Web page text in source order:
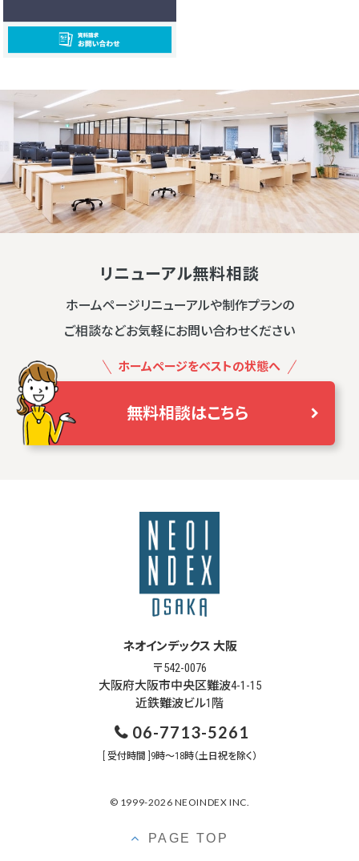
リニューアル無料相談
ホームページリニューアルや制作プランの
ご相談などお気軽にお問い合わせください
ホームページをベストの状態へ
無料相談はこちら
ネオインデックス 大阪
〒542-0076
大阪府大阪市中央区難波4-1-15
近鉄難波ビル1階
06-7713-5261
[ 受付時間 ]9時～18時（土日祝を除く）
© 1999-2026 NEOINDEX INC.
PAGE TOP